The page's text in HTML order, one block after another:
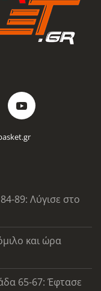
89: Λύγισε στο
και ώρα
65-67: Έφτασε